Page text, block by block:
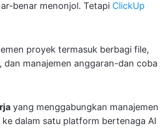
benar menonjol. Tetapi ClickUp
proyek termasuk berbagi file,
manajemen anggaran-dan coba
yang menggabungkan manajemen
dalam satu platform bertenaga AI